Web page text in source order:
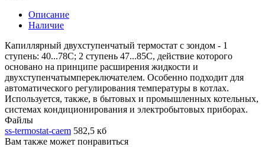
Описание
Наличие
Капиллярный двухступенчатый термостат с зондом - 1
ступень: 40...78С; 2 ступень 47...85С, действие которого
основано на принципе расширения жидкости и
двухступенчатымпереключателем. Особенно подходит для
автоматического регулирования температуры в котлах.
Используется, также, в бытовых и промышленных котельных,
системах кондиционирования и электробытовых приборах.
Файлы
ss-termostat-caem 582,5 кб
Вам также может понравиться